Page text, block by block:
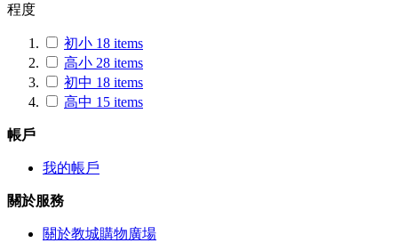
程度
初小 18 items
高小 28 items
初中 18 items
高中 15 items
帳戶
我的帳戶
關於服務
關於教城購物廣場